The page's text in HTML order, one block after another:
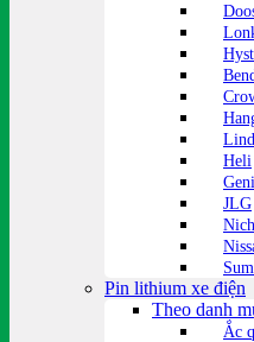
Heli
JLG
Pin lithium xe điện
Theo danh
Ắc